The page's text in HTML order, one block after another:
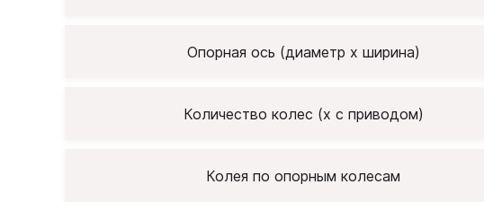
Опорная ось (диаметр х ширина)
Количество колес (х с приводом)
Колея по опорным колесам